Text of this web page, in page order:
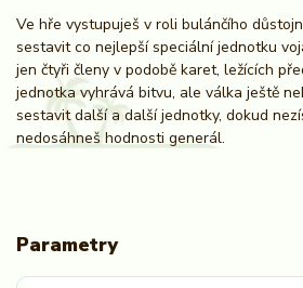
Ve hře vystupuješ v roli bulánčího
sestavit co nejlepší speciální jednotku
jen čtyři členy v podobě karet, ležících
jednotka vyhrává bitvu, ale válka ještě
sestavit další a další jednotky, dokud
nedosáhneš hodnosti generál.
Parametry